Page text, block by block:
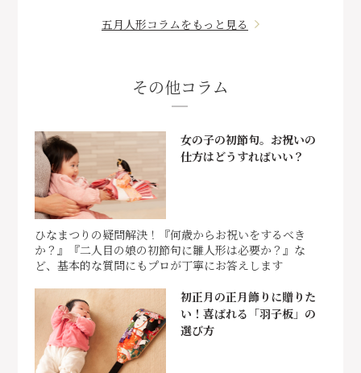
五月人形コラムをもっと見る
その他コラム
女の子の初節句。お祝いの
仕方はどうすればいい？
ひなまつりの疑問解決！『何歳からお祝いをするべき
か？』『二人目の娘の初節句に雛人形は必要か？』な
ど、基本的な質問にもプロが丁寧にお答えします
初正月の正月飾りに贈りた
い！喜ばれる「羽子板」の
選び方